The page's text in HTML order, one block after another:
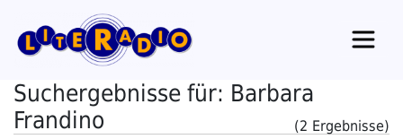
Inhalt
springen
Suchergebnisse für: Barbara
Frandino
(2 Ergebnisse)